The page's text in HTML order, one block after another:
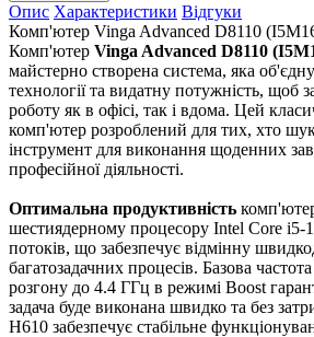
Опис Характеристики Відгуки
Комп'ютер Vinga Advanced D8110
Комп'ютер Vinga Advanced D8110
майстерно створена система, яка
технології та видатну потужність, щоб
роботу як в офісі, так і вдома. Цей
комп'ютер розроблений для тих, хто
інструмент для виконання щоденних
професійної діяльності.
Оптимальна продуктивність
шестиядерному процесору Intel Core i5-
потоків, що забезпечує відмінну
багатозадачних процесів. Базова
розгону до 4.4 ГГц в режимі Boost
задача буде виконана швидко та без
H610 забезпечує стабільне